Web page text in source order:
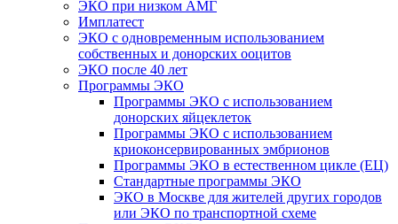
ЭКО при низком АМГ
Имплатест
ЭКО с одновременным использованием
собственных и донорских ооцитов
ЭКО после 40 лет
Программы ЭКО
Программы ЭКО с использованием
донорских яйцеклеток
Программы ЭКО с использованием
криоконсервированных эмбрионов
Программы ЭКО в естественном цикле (ЕЦ)
Стандартные программы ЭКО
ЭКО в Москве для жителей других городов
или ЭКО по транспортной схеме